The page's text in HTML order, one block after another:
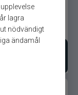
lagra
nödvändigt
ändamål
Ord. pris 105 kr